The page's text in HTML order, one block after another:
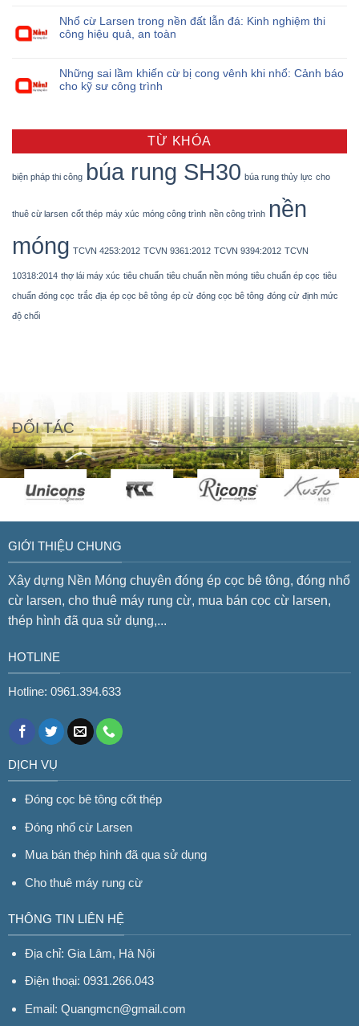
Nhổ cừ Larsen trong nền đất lẫn đá: Kinh nghiệm thi
công hiệu quả, an toàn
Những sai lầm khiến cừ bị cong vênh khi nhổ: Cảnh báo
cho kỹ sư công trình
TỪ KHÓA
biện pháp thi công búa rung SH30 búa rung thủy lực cho
thuê cừ larsen cốt thép máy xúc móng công trình nền công trình nền
móng TCVN 4253:2012 TCVN 9361:2012 TCVN 9394:2012 TCVN
10318:2014 thợ lái máy xúc tiêu chuẩn tiêu chuẩn nền móng tiêu chuẩn ép cọc tiêu
chuẩn đóng cọc trắc địa ép cọc bê tông ép cừ đóng cọc bê tông đóng cừ định mức
độ chối
ĐỐI TÁC
GIỚI THIỆU CHUNG
Xây dựng Nền Móng chuyên đóng ép cọc bê tông, đóng nhổ
cừ larsen, cho thuê máy rung cừ, mua bán cọc cừ larsen,
thép hình đã qua sử dụng,...
HOTLINE
Hotline: 0961.394.633
DỊCH VỤ
Đóng cọc bê tông cốt thép
Đóng nhổ cừ Larsen
Mua bán thép hình đã qua sử dụng
Cho thuê máy rung cừ
THÔNG TIN LIÊN HỆ
Địa chỉ: Gia Lâm, Hà Nội
Điện thoại: 0931.266.043
Email: Quangmcn@gmail.com